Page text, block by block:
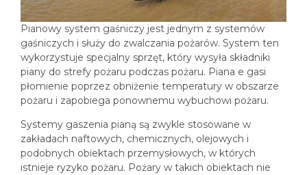
Pianowy system gaśniczy jest jednym z systemów
gaśniczych i służy do zwalczania pożarów. System ten
wykorzystuje specjalny sprzęt, który wysyła składniki
piany do strefy pożaru podczas pożaru. Piana e gasi
płomienie poprzez obniżenie temperatury w obszarze
pożaru i zapobiega ponownemu wybuchowi pożaru.
Systemy gaszenia pianą są zwykle stosowane w
zakładach naftowych, chemicznych, olejowych i
podobnych obiektach przemysłowych, w których
istnieje ryzyko pożaru. Pożary w takich obiektach nie